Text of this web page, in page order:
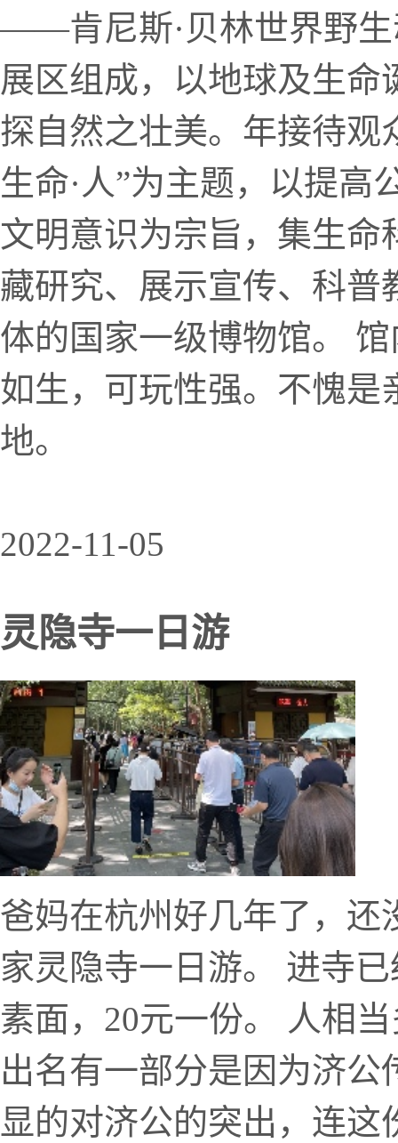
——肯尼斯·贝林世界野生
展区组成，以地球及生
探自然之壮美。年接待观
生命·人”为主题，以提高
文明意识为宗旨，集生
藏研究、展示宣传、科普
体的国家一级博物馆。
如生，可玩性强。不愧是
地。
2022-11-05
灵隐寺一日游
爸妈在杭州好几年了，还
家灵隐寺一日游。 进寺
素面，20元一份。 人相
出名有一部分是因为济
显的对济公的突出，连